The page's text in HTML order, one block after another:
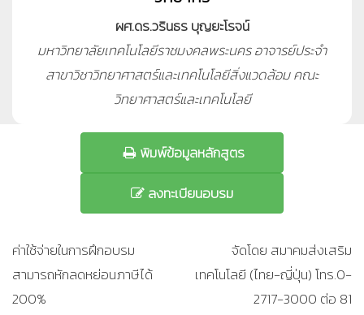
ผศ.ดร.วรินธร บุญยะโรจน์
มหาวิทยาลัยเทคโนโลยีราชมงคลพระนคร อาจารย์ประจำ
สาขาวิชาวิทยาศาสตร์และเทคโนโลยีสิ่งแวดล้อม คณะ
วิทยาศาสตร์และเทคโนโลยี
พิมพ์ข้อมูลหลักสูตร
ลงทะเบียนอบรม
ค่าใช้จ่ายในการฝึกอบรม
สามารถหักลดหย่อนภาษีได้
200%
จัดโดย สมาคมส่งเสริม
เทคโนโลยี (ไทย-ญี่ปุ่น) โทร.0-
2717-3000 ต่อ 81